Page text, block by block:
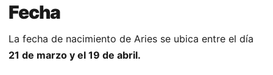
Fecha
La fecha de nacimiento de Aries se ubica entre el día
21 de marzo y el 19 de abril.